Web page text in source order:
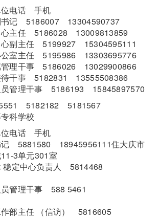
电话 手机
记 5186007 13304590737
主任 5186028 13009813859
副主任 5199927 15304595111
室主任 5195986 13303695776
理干事 5186026 13029900866
干事 5182831 13555508386
管理干事 5186193 15845897570
5182182 5181567
科学校
电话 手机
5881580 18945956111住大庆市
3单元301室
定中心负责人 5814468
管理干事 588 5461
部主任 （信访） 5816605